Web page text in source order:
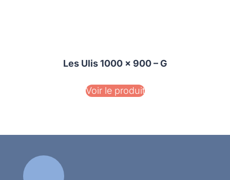
Les Ulis 1000 x 900 – G
Voir le produit